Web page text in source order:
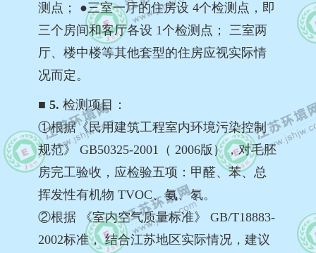
测点； ●三室一厅的住房设 4个检测点，即
三个房间和客厅各设 1个检测点； 三室两
厅、楼中楼等其他套型的住房应视实际情
况而定。
■ 5. 检测项目：
①根据《民用建筑工程室内环境污染控制
规范》 GB50325-2001（ 2006版），对毛胚
房完工验收，应检验五项：甲醛、苯、总
挥发性有机物 TVOC、氨、氡。
②根据 《室内空气质量标准》 GB/T18883-
2002标准， 结合江苏地区实际情况，建议